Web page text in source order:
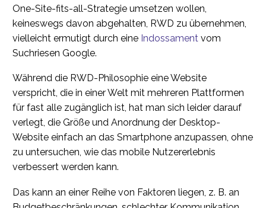
One-Site-fits-all-Strategie umsetzen wollen,
keineswegs davon abgehalten, RWD zu übernehmen,
vielleicht ermutigt durch eine Indossament vom
Suchriesen Google.
Während die RWD-Philosophie eine Website
verspricht, die in einer Welt mit mehreren Plattformen
für fast alle zugänglich ist, hat man sich leider darauf
verlegt, die Größe und Anordnung der Desktop-
Website einfach an das Smartphone anzupassen, ohne
zu untersuchen, wie das mobile Nutzererlebnis
verbessert werden kann.
Das kann an einer Reihe von Faktoren liegen, z. B. an